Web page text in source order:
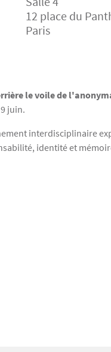
12 place du
Paris
le voile de
juin.
interdisciplinaire
identité et